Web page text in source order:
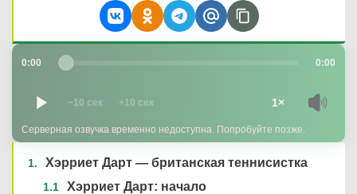
0:00 0:00
−10 сек +10 сек 1×
Серверная озвучка временно недоступна. Попробуйте позже.
Хэрриет Дарт — британская теннисистка
Хэрриет Дарт: начало